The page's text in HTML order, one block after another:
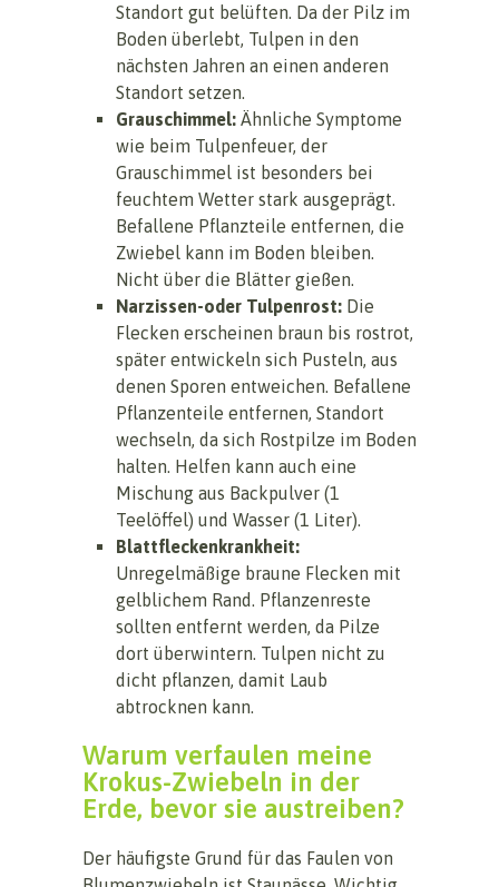
Standort gut belüften. Da der Pilz im
Boden überlebt, Tulpen in den
nächsten Jahren an einen anderen
Standort setzen.
Grauschimmel: Ähnliche Symptome
wie beim Tulpenfeuer, der
Grauschimmel ist besonders bei
feuchtem Wetter stark ausgeprägt.
Befallene Pflanzteile entfernen, die
Zwiebel kann im Boden bleiben.
Nicht über die Blätter gießen.
Narzissen-oder Tulpenrost: Die
Flecken erscheinen braun bis rostrot,
später entwickeln sich Pusteln, aus
denen Sporen entweichen. Befallene
Pflanzenteile entfernen, Standort
wechseln, da sich Rostpilze im Boden
halten. Helfen kann auch eine
Mischung aus Backpulver (1
Teelöffel) und Wasser (1 Liter).
Blattfleckenkrankheit:
Unregelmäßige braune Flecken mit
gelblichem Rand. Pflanzenreste
sollten entfernt werden, da Pilze
dort überwintern. Tulpen nicht zu
dicht pflanzen, damit Laub
abtrocknen kann.
Warum verfaulen meine
Krokus-Zwiebeln in der
Erde, bevor sie austreiben?
Der häufigste Grund für das Faulen von